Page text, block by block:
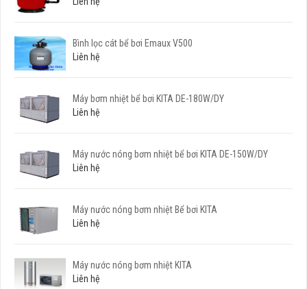
Bình lọc cát bể bơi Emaux V500
Liên hệ
Máy bơm nhiệt bể bơi KITA DE-180W/DY
Liên hệ
Máy nước nóng bơm nhiệt bể bơi KITA DE-150W/DY
Liên hệ
Máy nước nóng bơm nhiệt Bể bơi KITA
Liên hệ
Máy nước nóng bơm nhiệt KITA
Liên hệ